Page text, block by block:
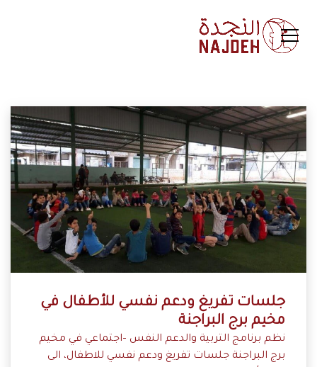
جلسات تفريغ ودعم نفسي للأطفال في
مخيم برج البراجنة
نظم برنامج التربية والدعم النفس –اجتماعي في مخيم
برج البراجنة جلسات تفريغ ودعم نفسي للاطفال، الى